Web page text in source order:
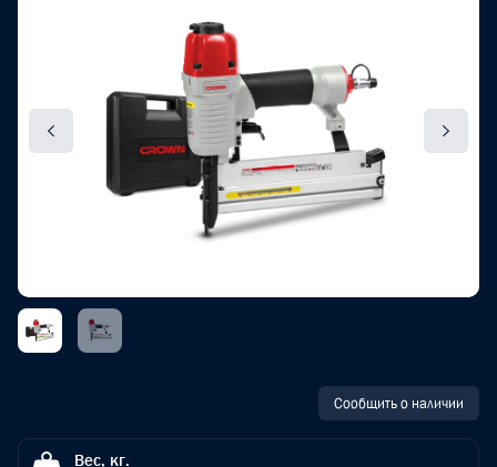
Сообщить о наличии
Вес, кг.